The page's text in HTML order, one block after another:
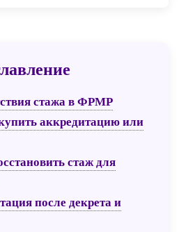
стажа в ФРМР
аккредитацию или
стаж для
после декрета и